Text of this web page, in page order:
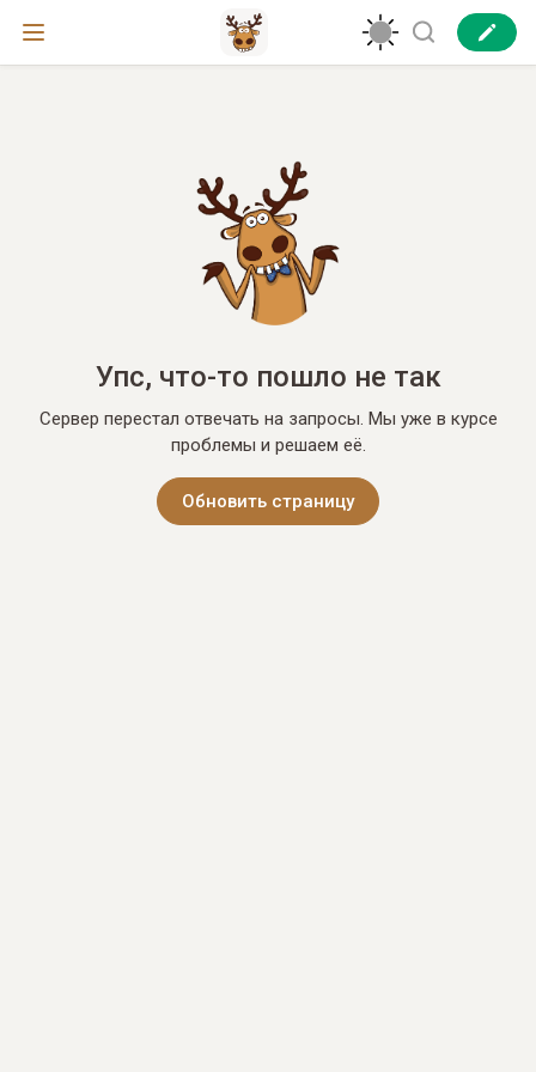
Упс, что-то пошло не так
Сервер перестал отвечать на запросы. Мы уже в курсе
проблемы и решаем её.
Обновить страницу